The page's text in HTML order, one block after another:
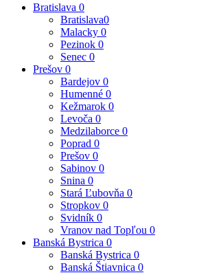
Bratislava 0
Bratislava0
Malacky 0
Pezinok 0
Senec 0
Prešov 0
Bardejov 0
Humenné 0
Kežmarok 0
Levoča 0
Medzilaborce 0
Poprad 0
Prešov 0
Sabinov 0
Snina 0
Stará Ľubovňa 0
Stropkov 0
Svidník 0
Vranov nad Topľou 0
Banská Bystrica 0
Banská Bystrica 0
Banská Štiavnica 0